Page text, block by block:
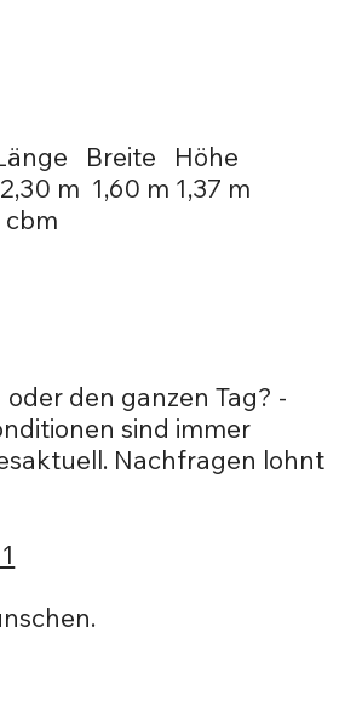
Breite Höhe
m 1,37 m
cbm
den ganzen Tag? -
sind immer
Nachfragen lohnt